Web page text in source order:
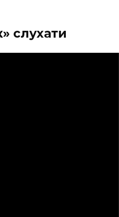
слухати